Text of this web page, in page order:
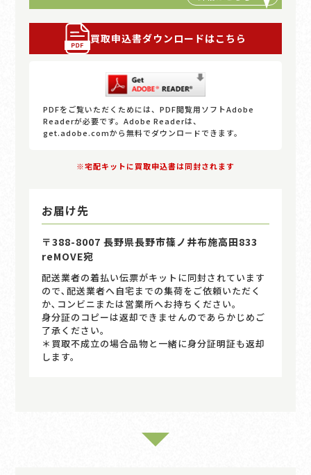
買取申込書ダウンロードはこちら
PDFをご覧いただくためには、PDF閲覧用ソフトAdobe
Readerが必要です。Adobe Readerは、
get.adobe.comから無料でダウンロードできます。
※宅配キットに買取申込書は同封されます
お届け先
〒388-8007 長野県長野市篠ノ井布施高田833
reMOVE宛
配送業者の着払い伝票がキットに同封されています
ので､配送業者へ自宅までの集荷をご依頼いただく
か､コンビニまたは営業所へお持ちください｡
身分証のコピーは返却できませんのであらかじめご
了承ください。
＊買取不成立の場合品物と一緒に身分証明証も返却
します。